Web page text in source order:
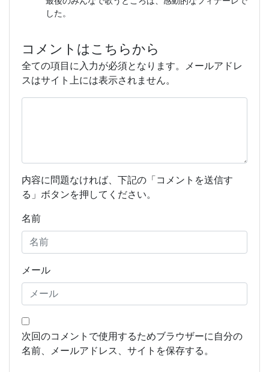
した。
コメントはこちらから
全ての項目に入力が必須となります。メールアドレ
スはサイト上には表示されません。
内容に問題なければ、下記の「コメントを送信す
る」ボタンを押してください。
名前
メール
次回のコメントで使用するためブラウザーに自分の
名前、メールアドレス、サイトを保存する。